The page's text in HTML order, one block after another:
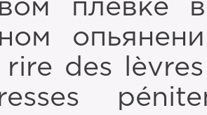
плевке
rire des